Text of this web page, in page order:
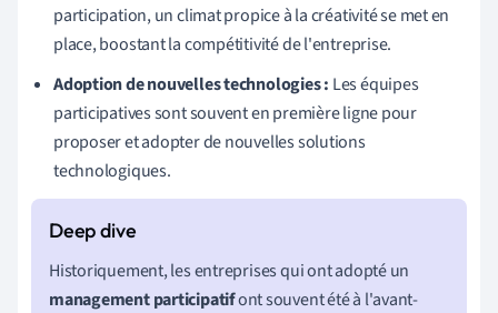
participation, un climat propice à la créativité se met en
place, boostant la compétitivité de l'entreprise.
Adoption de nouvelles technologies : Les équipes
participatives sont souvent en première ligne pour
proposer et adopter de nouvelles solutions
technologiques.
Historiquement, les entreprises qui ont adopté un
management participatifont souvent été à l'avant-